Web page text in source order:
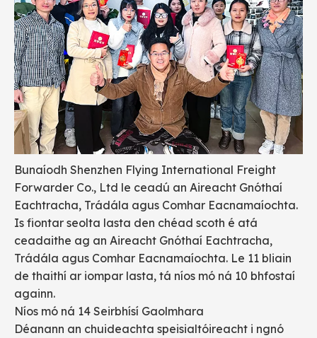
Bunaíodh Shenzhen Flying International Freight
Forwarder Co., Ltd le ceadú an Aireacht Gnóthaí
Eachtracha, Trádála agus Comhar Eacnamaíochta.
Is fiontar seolta lasta den chéad scoth é atá
ceadaithe ag an Aireacht Gnóthaí Eachtracha,
Trádála agus Comhar Eacnamaíochta. Le 11 bliain
de thaithí ar iompar lasta, tá níos mó ná 10 bhfostaí
againn.
Níos mó ná 14 Seirbhísí Gaolmhara
Déanann an chuideachta speisialtóireacht i ngnó